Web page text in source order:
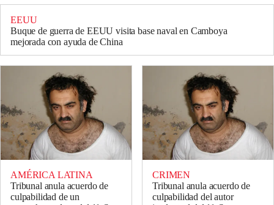
EEUU
Buque de guerra de EEUU visita base naval en Camboya
mejorada con ayuda de China
AMÉRICA LATINA
Tribunal anula acuerdo de
culpabilidad de un
CRIMEN
Tribunal anula acuerdo de
culpabilidad del autor